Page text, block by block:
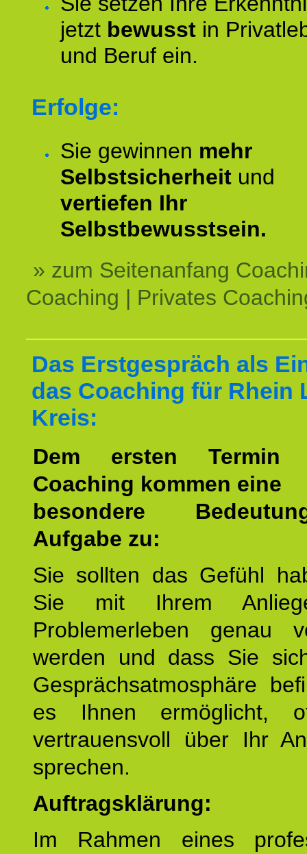
jetzt bewusst in
und Beruf ein.
Erfolge:
Sie gewinnen mehr
Selbstsicherheit und
vertiefen Ihr
Selbstbewusstsein.
» zum Seitenanfang
Coaching | Privates
Das Erstgespräch als
das Coaching für Rhein
Kreis:
Dem ersten
Coaching kommen eine
besondere
Aufgabe zu:
Sie sollten das Gefühl
Sie mit Ihrem
Problemerleben genau
werden und dass Sie
Gesprächsatmosphäre
es Ihnen ermöglicht,
vertrauensvoll über Ihr
sprechen.
Auftragsklärung:
Im Rahmen eines